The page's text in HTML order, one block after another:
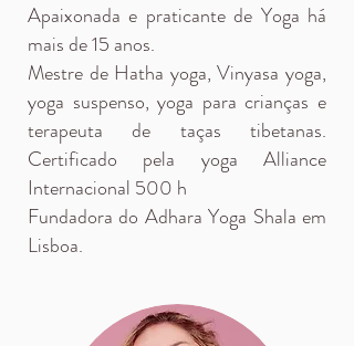
Apaixonada e praticante de Yoga há
mais de 15 anos.
Mestre de Hatha yoga, Vinyasa yoga,
yoga suspenso, yoga para crianças e
terapeuta de taças tibetanas.
Certificado pela yoga Alliance
Internacional 500 h
Fundadora do Adhara Yoga Shala em
Lisboa.